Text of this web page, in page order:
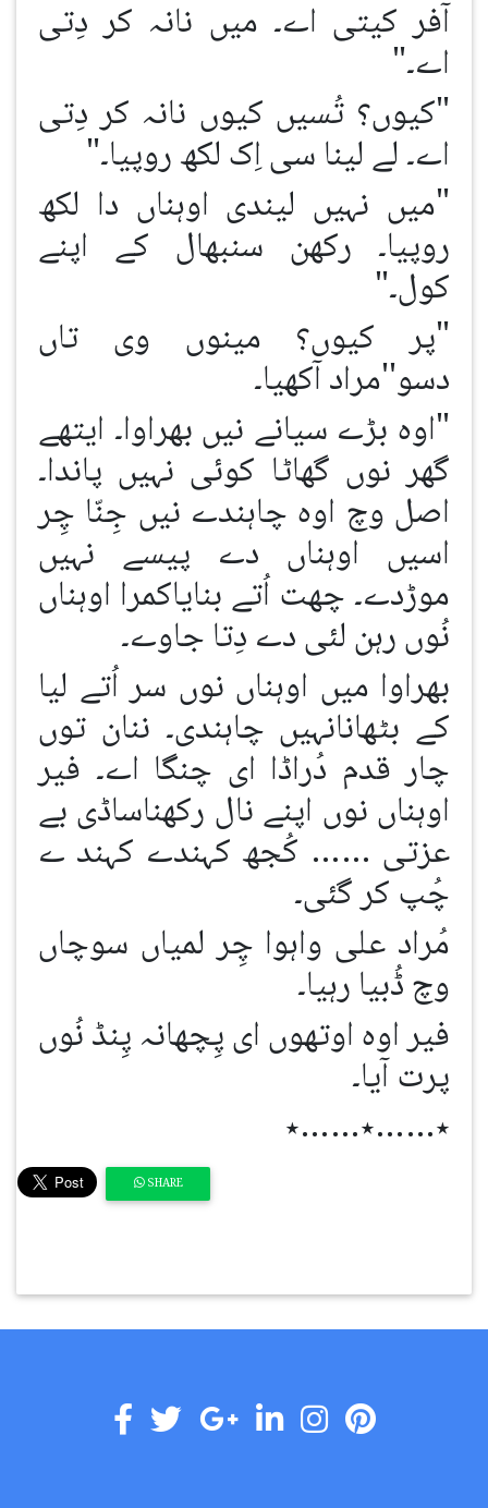
آفر کیتی اے۔ میں نانہ کر دِتی
اے۔"
"کیوں؟ تُسیں کیوں نانہ کر دِتی
اے۔ لے لینا سی اِک لکھ روپیا۔"
"میں نہیں لیندی اوہناں دا لکھ
روپیا۔ رکھن سنبھال کے اپنے
کول۔"
"پر کیوں؟ مینوں وی تاں
دسو''مراد آکھیا۔
"اوہ بڑے سیانے نیں بھراوا۔ ایتھے
گھر نوں گھاٹا کوئی نہیں پاندا۔
اصل وچ اوہ چاہندے نیں جِنّا چِر
اسیں اوہناں دے پیسے نہیں
موڑدے۔ چھت اُتے بنایاکمرا اوہناں
نُوں رہن لئی دے دِتا جاوے۔
بھراوا میں اوہناں نوں سر اُتے لیا
کے بٹھانانہیں چاہندی۔ ننان توں
چار قدم دُراڈا ای چنگا اے۔ فیر
اوہناں نوں اپنے نال رکھناساڈی بے
عزتی …… کُجھ کہندے کہند ے
چُپ کر گئی۔
مُراد علی واہوا چِر لمیاں سوچاں
وچ ڈُبیا رہیا۔
فیر اوہ اوتھوں ای پِچھانہ پِنڈ نُوں
پرت آیا۔
٭……٭……٭
SHARE